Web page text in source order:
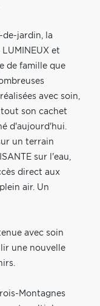
de-jardin, la
et
de famille que
avec soin,
son cachet
d'aujourd'hui.
un terrain
sur l'eau,
direct aux
air. Un
avec soin
une nouvelle
Montagnes